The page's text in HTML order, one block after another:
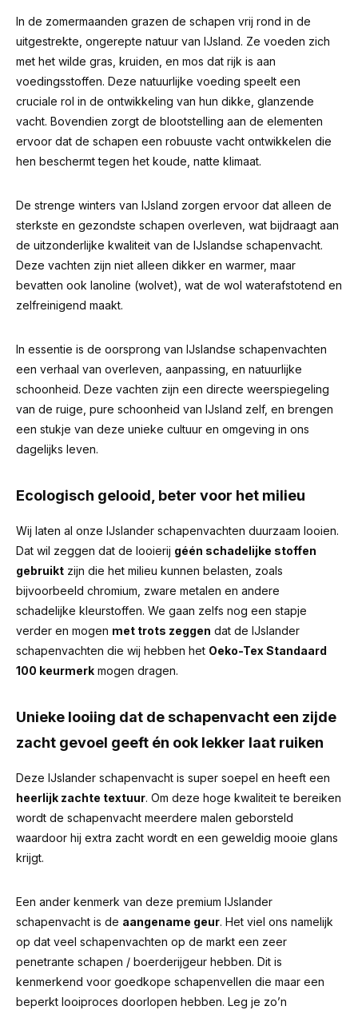
In de zomermaanden grazen de schapen vrij rond in de
uitgestrekte, ongerepte natuur van IJsland. Ze voeden zich
met het wilde gras, kruiden, en mos dat rijk is aan
voedingsstoffen. Deze natuurlijke voeding speelt een
cruciale rol in de ontwikkeling van hun dikke, glanzende
vacht. Bovendien zorgt de blootstelling aan de elementen
ervoor dat de schapen een robuuste vacht ontwikkelen die
hen beschermt tegen het koude, natte klimaat.
De strenge winters van IJsland zorgen ervoor dat alleen de
sterkste en gezondste schapen overleven, wat bijdraagt aan
de uitzonderlijke kwaliteit van de IJslandse schapenvacht.
Deze vachten zijn niet alleen dikker en warmer, maar
bevatten ook lanoline (wolvet), wat de wol waterafstotend en
zelfreinigend maakt.
In essentie is de oorsprong van IJslandse schapenvachten
een verhaal van overleven, aanpassing, en natuurlijke
schoonheid. Deze vachten zijn een directe weerspiegeling
van de ruige, pure schoonheid van IJsland zelf, en brengen
een stukje van deze unieke cultuur en omgeving in ons
dagelijks leven.
Ecologisch gelooid, beter voor het milieu
Wij laten al onze IJslander schapenvachten duurzaam looien.
Dat wil zeggen dat de looierij géén schadelijke stoffen
gebruikt zijn die het milieu kunnen belasten, zoals
bijvoorbeeld chromium, zware metalen en andere
schadelijke kleurstoffen. We gaan zelfs nog een stapje
verder en mogen met trots zeggen dat de IJslander
schapenvachten die wij hebben het Oeko-Tex Standaard
100 keurmerk mogen dragen.
Unieke looiing dat de schapenvacht een zijde
zacht gevoel geeft én ook lekker laat ruiken
Deze IJslander schapenvacht is super soepel en heeft een
heerlijk zachte textuur. Om deze hoge kwaliteit te bereiken
wordt de schapenvacht meerdere malen geborsteld
waardoor hij extra zacht wordt en een geweldig mooie glans
krijgt.
Een ander kenmerk van deze premium IJslander
schapenvacht is de aangename geur. Het viel ons namelijk
op dat veel schapenvachten op de markt een zeer
penetrante schapen / boerderijgeur hebben. Dit is
kenmerkend voor goedkope schapenvellen die maar een
beperkt looiproces doorlopen hebben. Leg je zo’n